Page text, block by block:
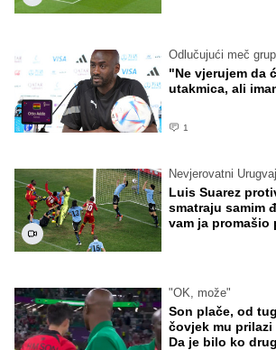
Odlučujući meč
"Ne vjerujem da
utakmica, ali
1
Nevjerovatni
Luis Suarez
smatraju samim
vam ja promašio
"OK, može"
Son plače, od
čovjek mu
Da je bilo ko